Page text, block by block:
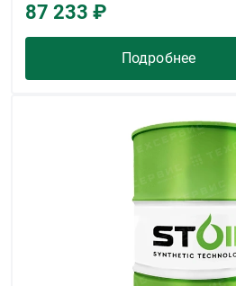
87 233 ₽
Подробнее